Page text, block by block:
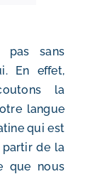
pas sans
En effet,
la
langue
qui est
de la
que nous